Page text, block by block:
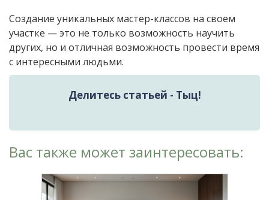
Создание уникальных мастер-классов на своем
участке — это не только возможность научить
других, но и отличная возможность провести время
с интересными людьми.
Делитесь статьей - Тыц!
Вас также может заинтересовать: